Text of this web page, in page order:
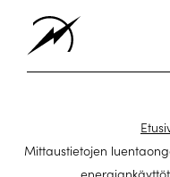
Mittaustietojen